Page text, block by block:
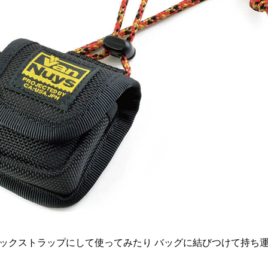
クストラップにして使ってみたり バッグに結びつけて持ち